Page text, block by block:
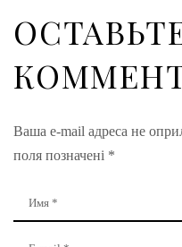
Ваша e-mail адреса не
поля позначені *